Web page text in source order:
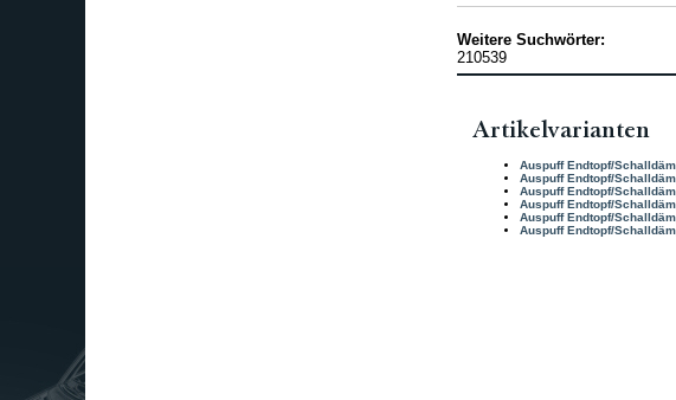
Weitere Suchwörter:
210539
Artikelvarianten
Auspuff Endtopf/
Auspuff Endtopf/
Auspuff Endtopf/
Auspuff Endtopf/
Auspuff Endtopf/
Auspuff Endtopf/